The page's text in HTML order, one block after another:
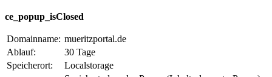
ce_popup_isClosed
Domainname: mueritzportal.de
Ablauf:
30 Tage
Speicherort:
Localstorage